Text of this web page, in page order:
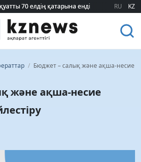
Үкімет қандай уәж айтады? RU KZ
/ Бюджет – салық және ақша-несие
және ақша-несие